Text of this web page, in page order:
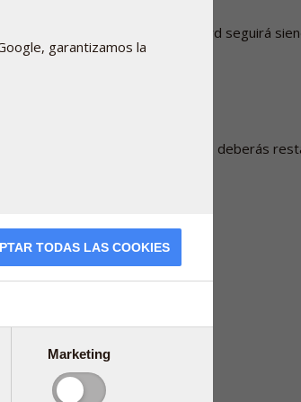
en la cuenta de Pharma Nord seguirá
Si has olvidado la contraseña, deberás
garantizamos la
TODAS LAS COOKIES
Marketing